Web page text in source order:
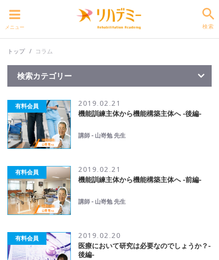
メニュー 検索
トップ コラム
検索カテゴリー
有料会員
2019.02.21
機能訓練主体から機能構築主体へ -後編-
講師 - 山嵜勉 先生
有料会員
2019.02.21
機能訓練主体から機能構築主体へ -前編-
講師 - 山嵜勉 先生
有料会員
2019.02.20
医療において研究は必要なのでしょうか？-
後編-